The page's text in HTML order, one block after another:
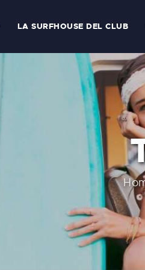
LA SURFHOUSE DEL CLUB